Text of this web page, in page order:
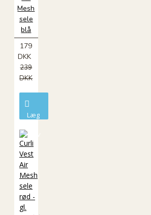
Mesh
sele
blå
179
DKK
239
DKK
Læg
kurv